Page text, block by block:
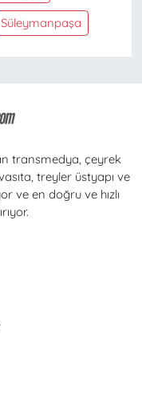
Süleymanpaşa
transmedya, çeyrek
treyler üstyapı ve
ve en doğru ve hızlı